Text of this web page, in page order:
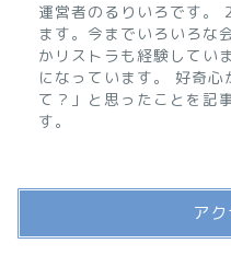
運営者のるりいろです。
ます。今までいろいろな
かリストラも経験してい
になっています。 好奇
て？」と思ったことを記
す。
ア